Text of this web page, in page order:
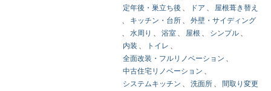
定年後・巣立ち後 、 ドア 、
屋根葺き替え
、
キッチン・台所 、
外壁・サイディング
、
水周り 、 浴室 、 屋根 、 シンプル 、
内装 、 トイレ 、
全面改装・フルリノベーション 、
中古住宅リノベーション 、
システムキッチン 、 洗面所 、
間取り変更